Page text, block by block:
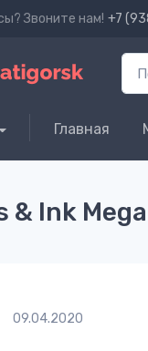
Звоните нам! +7
Главная
& Ink
09.04.2020